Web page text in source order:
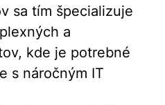
sa tím špecializuje
a
kde je potrebné
s náročným IT